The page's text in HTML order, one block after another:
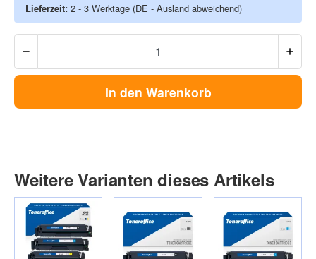
Lieferzeit: 2 - 3 Werktage (DE - Ausland abweichend)
In den Warenkorb
Weitere Varianten dieses Artikels